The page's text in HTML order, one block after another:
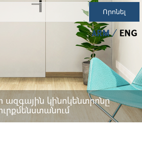
Որոնել
ARM ENG
կինոկենտրոնը